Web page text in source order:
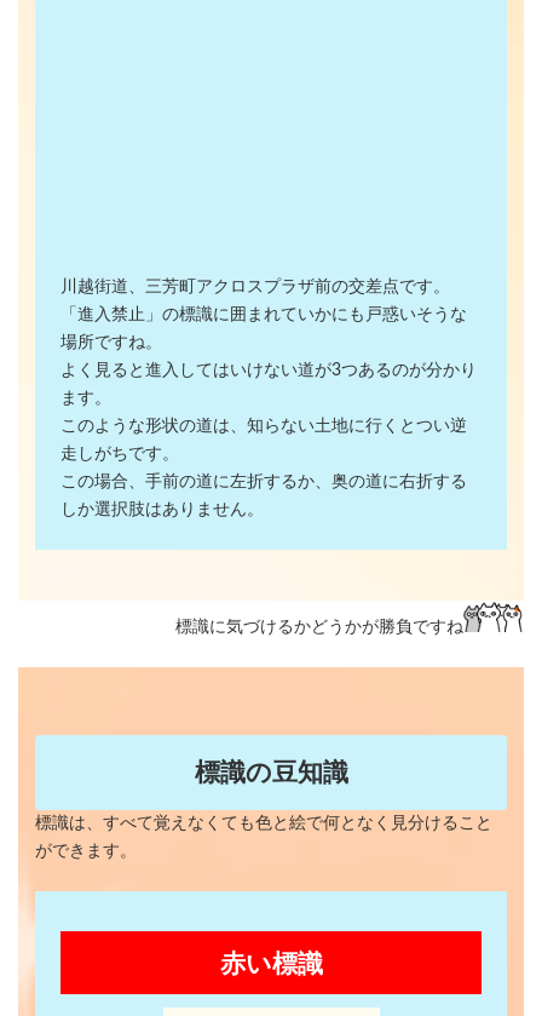
川越街道、三芳町アクロスプラザ前の交差点です。
「進入禁止」の標識に囲まれていかにも戸惑いそうな
場所ですね。
よく見ると進入してはいけない道が3つあるのが分かり
ます。
このような形状の道は、知らない土地に行くとつい逆
走しがちです。
この場合、手前の道に左折するか、奥の道に右折する
しか選択肢はありません。
標識に気づけるかどうかが勝負ですね
標識の豆知識
標識は、すべて覚えなくても色と絵で何となく見分けること
ができます。
赤い標識